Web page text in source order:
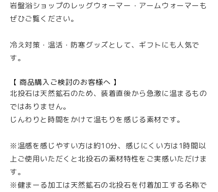
岩盤浴ショップのレッグウォーマー・アームウォーマーも
ぜひご覧ください。
冷え対策・温活・防寒グッズとして、ギフトにも人気で
す。
【 商品購入ご検討のお客様へ 】
北投石は天然鉱石のため、装着直後から急激に温まるもの
ではありません。
じんわりと時間をかけて温もりを感じる素材です。
※温感を感じやすい方は約10分、感じにくい方は1時間以
上ご使用いただくと北投石の素材特性をご実感いただけま
す。
※健まーる加工は天然鉱石の北投石を付着加工する名称で
“北投石で温める”岩盤浴ショップ
公式インスタグラム
amazon支店
楽天支店
特商法に基づく表記